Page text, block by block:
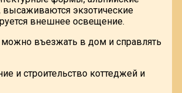
высаживаются экзотические
внешнее освещение.
можно въезжать в дом и справлять